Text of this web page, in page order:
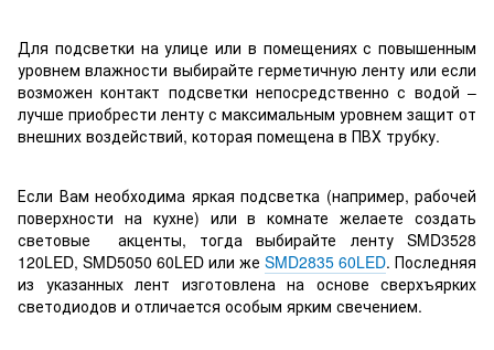
Для подсветки на улице или в помещениях с повышенным
уровнем влажности выбирайте герметичную ленту или если
возможен контакт подсветки непосредственно с водой –
лучше приобрести ленту с максимальным уровнем защит от
внешних воздействий, которая помещена в ПВХ трубку.
Если Вам необходима яркая подсветка (например, рабочей
поверхности на кухне) или в комнате желаете создать
световые акценты, тогда выбирайте ленту SMD3528
120LED, SMD5050 60LED или же SMD2835 60LED. Последняя
из указанных лент изготовлена на основе сверхъярких
светодиодов и отличается особым ярким свечением.